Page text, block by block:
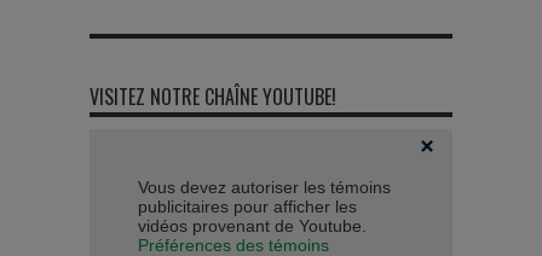
VISITEZ NOTRE CHAÎNE YOUTUBE!
Vous devez autoriser les témoins
publicitaires pour afficher les
vidéos provenant de Youtube.
Préférences des témoins